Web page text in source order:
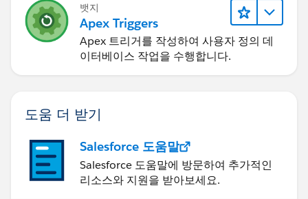
뱃지
Apex Triggers
Apex 트리거를 작성하여 사용자 정의 데
이터베이스 작업을 수행합니다.
도움 더 받기
Salesforce 도움말
Salesforce 도움말에 방문하여 추가적인
리소스와 지원을 받아보세요.